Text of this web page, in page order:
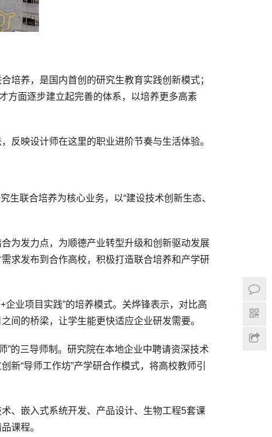
培养，是国内首创的研究生教育实践创新模式；
方面逐步建立起完善的体系，以培养更多高素
反映设计师在这里的职业进阶节奏与生活体验。
联合培养为核心业务，以“建设技术创新生态、
为发力点，为顺德产业转型升级和创新驱动发展
求发布到合作高校，积极打造联合培养和产学研
业项目实践”的培养模式。关烨锋表示，对比高
间的桥梁，让学生能更快适应企业研发需要。
的三导师制。研究院在本地企业中聘请资深技术
“导师工作坊”产学研合作模式，将高校教师引
、嵌入式系统开发、产品设计、生物工程5套课
课程。